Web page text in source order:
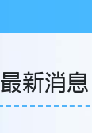
最新消息